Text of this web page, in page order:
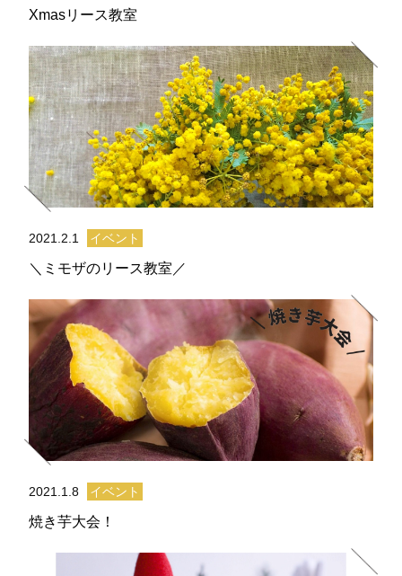
Xmasリース教室
2021.2.1 イベント
＼ミモザのリース教室／
2021.1.8 イベント
焼き芋大会！